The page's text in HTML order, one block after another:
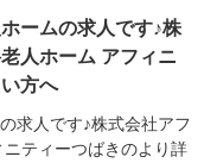
ームの求人です♪株
人ホーム アフィニ
方へ
求人です♪株式会社アフ
ティーつばきのより詳